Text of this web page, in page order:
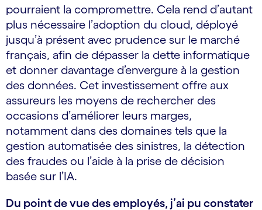
pourraient la compromettre. Cela rend d’autant
plus nécessaire l’adoption du cloud, déployé
jusqu’à présent avec prudence sur le marché
français, afin de dépasser la dette informatique
et donner davantage d’envergure à la gestion
des données. Cet investissement offre aux
assureurs les moyens de rechercher des
occasions d’améliorer leurs marges,
notamment dans des domaines tels que la
gestion automatisée des sinistres, la détection
des fraudes ou l’aide à la prise de décision
basée sur l’IA.
Du point de vue des employés, j’ai pu constater